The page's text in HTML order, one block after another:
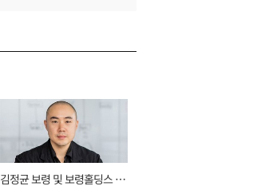
김정균 보령 및 보령홀딩스 대